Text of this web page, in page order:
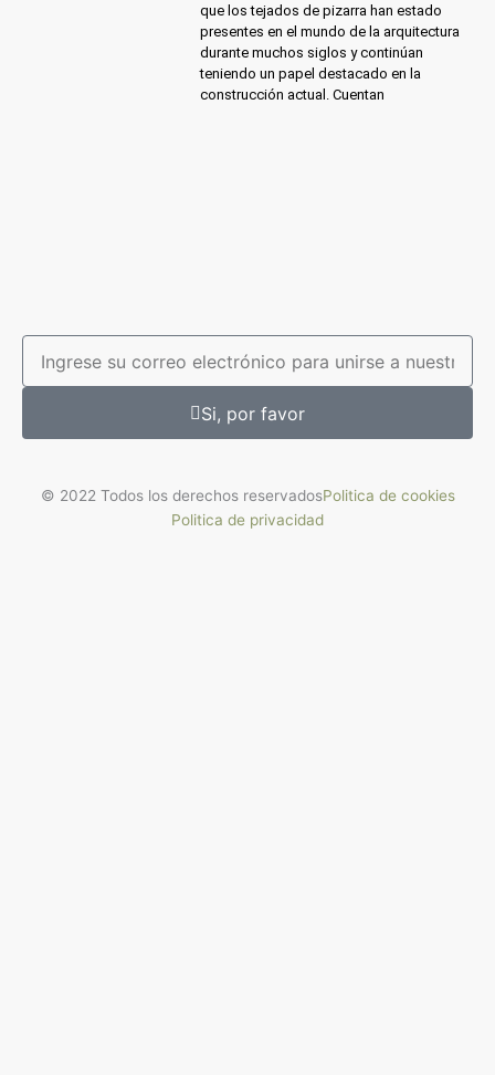
que los tejados de pizarra han estado
presentes en el mundo de la arquitectura
durante muchos siglos y continúan
teniendo un papel destacado en la
construcción actual. Cuentan
Si, por favor
© 2022 Todos los derechos reservadosPolitica de cookies
Politica de privacidad